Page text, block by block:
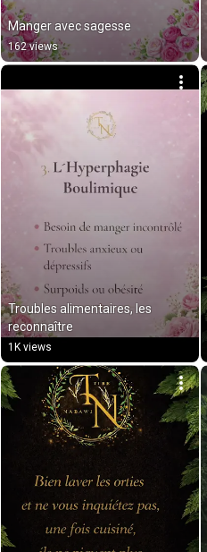
Manger avec sagesse
162 views
Troubles alimentaires, les
reconnaître
1K views